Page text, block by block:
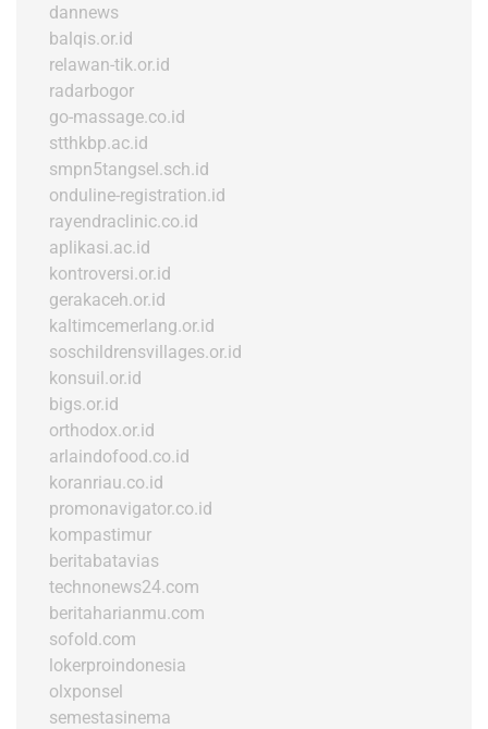
dannews
balqis.or.id
relawan-tik.or.id
radarbogor
go-massage.co.id
stthkbp.ac.id
smpn5tangsel.sch.id
onduline-registration.id
rayendraclinic.co.id
aplikasi.ac.id
kontroversi.or.id
gerakaceh.or.id
kaltimcemerlang.or.id
soschildrensvillages.or.id
konsuil.or.id
bigs.or.id
orthodox.or.id
arlaindofood.co.id
koranriau.co.id
promonavigator.co.id
kompastimur
beritabatavias
technonews24.com
beritaharianmu.com
sofold.com
lokerproindonesia
olxponsel
semestasinema